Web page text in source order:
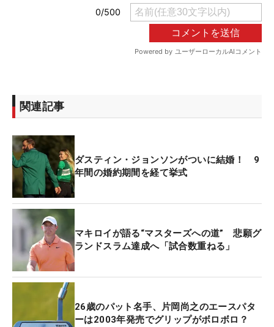
関連記事
ダスティン・ジョンソンがついに結婚！ 9
年間の婚約期間を経て挙式
マキロイが語る“マスターズへの道” 悲願グ
ランドスラム達成へ「試合数重ねる」
26歳のパット名手、片岡尚之のエースパタ
ーは2003年発売でグリップがボロボロ？